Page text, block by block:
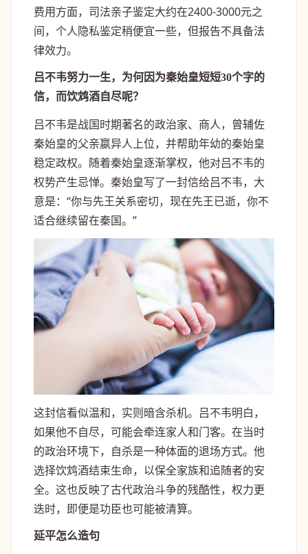
费用方面，司法亲子鉴定大约在2400-3000元之
间，个人隐私鉴定稍便宜一些，但报告不具备法
律效力。
吕不韦努力一生，为何因为秦始皇短短30个字的
信，而饮鸩酒自尽呢？
吕不韦是战国时期著名的政治家、商人，曾辅佐
秦始皇的父亲嬴异人上位，并帮助年幼的秦始皇
稳定政权。随着秦始皇逐渐掌权，他对吕不韦的
权势产生忌惮。秦始皇写了一封信给吕不韦，大
意是：“你与先王关系密切，现在先王已逝，你不
适合继续留在秦国。”
这封信看似温和，实则暗含杀机。吕不韦明白，
如果他不自尽，可能会牵连家人和门客。在当时
的政治环境下，自杀是一种体面的退场方式。他
选择饮鸩酒结束生命，以保全家族和追随者的安
全。这也反映了古代政治斗争的残酷性，权力更
迭时，即便是功臣也可能被清算。
延平怎么造句